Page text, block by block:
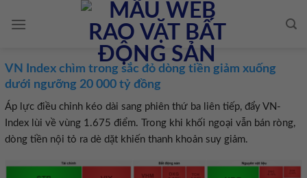
VN Index chìm trong sắc đỏ dòng tiền giảm xuống
dưới ngưỡng 20 000 tỷ đồng
Áp lực điều chỉnh kéo dài sang phiên thứ ba liên tiếp, đẩy VN-
Index lùi về vùng 1.675 điểm. Trong khi khối ngoại vẫn bán ròng,
dòng tiền nội tỏ ra dè dặt khiến thanh khoản suy giảm.